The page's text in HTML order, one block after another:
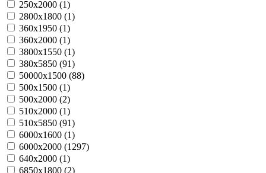
250х2000 (1)
2800х1800 (1)
360х1950 (1)
360х2000 (1)
3800х1550 (1)
380х5850 (91)
50000х1500 (88)
500х1500 (1)
500х2000 (2)
510х2000 (1)
510х5850 (91)
6000х1600 (1)
6000х2000 (1297)
640х2000 (1)
6850х1800 (2)